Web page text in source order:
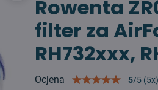
Rowenta
filter za
RH732xxx,
Ocjena 5/5 (5x)